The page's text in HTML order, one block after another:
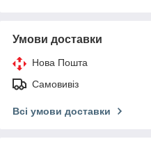
Умови доставки
Нова Пошта
Самовивіз
Всі умови доставки